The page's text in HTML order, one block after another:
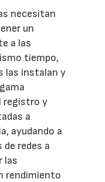
necesitan
un
a las
tiempo,
las instalan y
registro y
a
ayudando a
redes a
las
rendimiento